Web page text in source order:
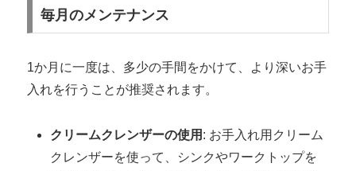
毎月のメンテナンス
1か月に一度は、多少の手間をかけて、より深いお手
入れを行うことが推奨されます。
クリームクレンザーの使用 : お手入れ用クリーム
クレンザーを使って、シンクやワークトップを